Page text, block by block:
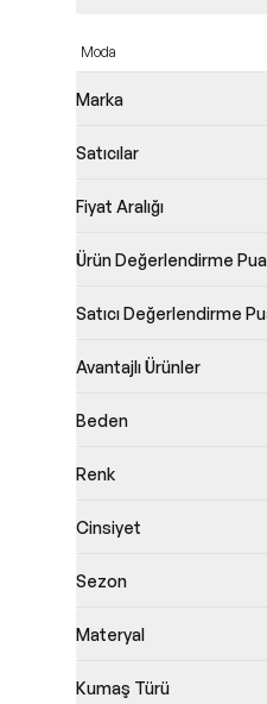
Moda
Marka
Satıcılar
Fiyat Aralığı
Ürün Değerlendirme
Satıcı Değerlendirme
Avantajlı Ürünler
Beden
Renk
Cinsiyet
Sezon
Materyal
Kumaş Türü